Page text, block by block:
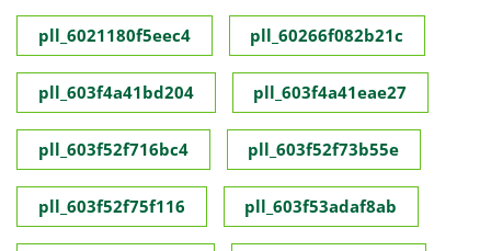
pll_6021180f5eec4 pll_60266f082b21c
pll_603f4a41bd204 pll_603f4a41eae27
pll_603f52f716bc4 pll_603f52f73b55e
pll_603f52f75f116 pll_603f53adaf8ab